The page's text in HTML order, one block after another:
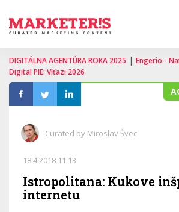
DIGITÁLNA AGENTÚRA ROKA 2025 | Engerio -
Digital PIE: Víťazi 2026
Curated by Miroslav Švec
18.4.2018 11:13
Istropolitana: Kukove
internetu